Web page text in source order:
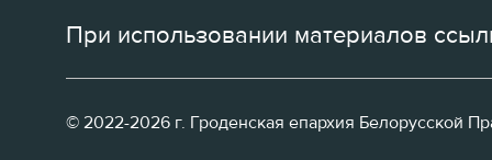
При использовании материалов
© 2022-2026 г. Гроденская епархия Белорусской